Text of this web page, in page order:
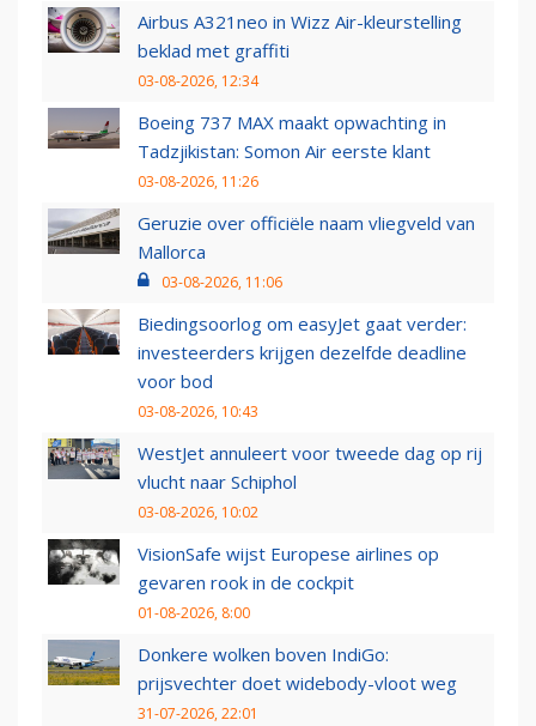
Airbus A321neo in Wizz Air-kleurstelling
beklad met graffiti
03-08-2026, 12:34
Boeing 737 MAX maakt opwachting in
Tadzjikistan: Somon Air eerste klant
03-08-2026, 11:26
Geruzie over officiële naam vliegveld van
Mallorca
03-08-2026, 11:06
Biedingsoorlog om easyJet gaat verder:
investeerders krijgen dezelfde deadline
voor bod
03-08-2026, 10:43
WestJet annuleert voor tweede dag op rij
vlucht naar Schiphol
03-08-2026, 10:02
VisionSafe wijst Europese airlines op
gevaren rook in de cockpit
01-08-2026, 8:00
Donkere wolken boven IndiGo:
prijsvechter doet widebody-vloot weg
31-07-2026, 22:01